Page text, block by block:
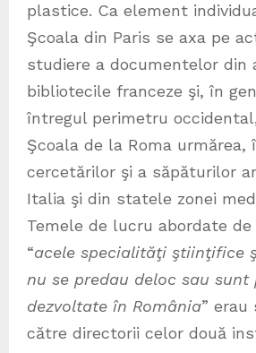
plastice. Ca element
Şcoala din Paris se axa pe
studiere a documentelor din
bibliotecile franceze şi, în
întregul perimetru
Şcoala de la Roma urmărea,
cercetărilor şi a săpăturilor
Italia şi din statele zonei
Temele de lucru abordate
“acele specialităţi ştiinţifice
nu se predau deloc sau sunt
dezvoltate în România” erau
către directorii celor două